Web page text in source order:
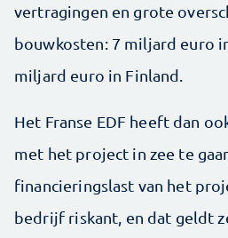
vertragingen en grote
bouwkosten: 7 miljard euro
miljard euro in Finland.
Het Franse EDF heeft dan
met het project in zee te
financieringslast van het
bedrijf riskant, en dat geldt